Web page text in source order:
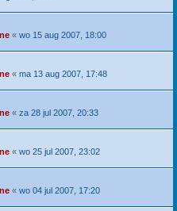
« wo 15 aug 2007, 18:00
« ma 13 aug 2007, 17:48
« za 28 jul 2007, 20:33
« wo 25 jul 2007, 23:02
« wo 04 jul 2007, 17:20